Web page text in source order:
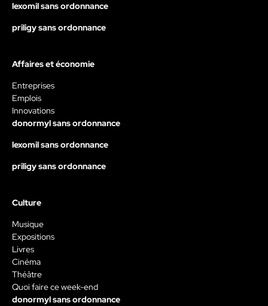
lexomil sans ordonnance
priligy sans ordonnance
Affaires et économie
Entreprises
Emplois
Innovations
donormyl sans ordonnance
lexomil sans ordonnance
priligy sans ordonnance
Culture
Musique
Expositions
Livres
Cinéma
Théâtre
Quoi faire ce week-end
donormyl sans ordonnance